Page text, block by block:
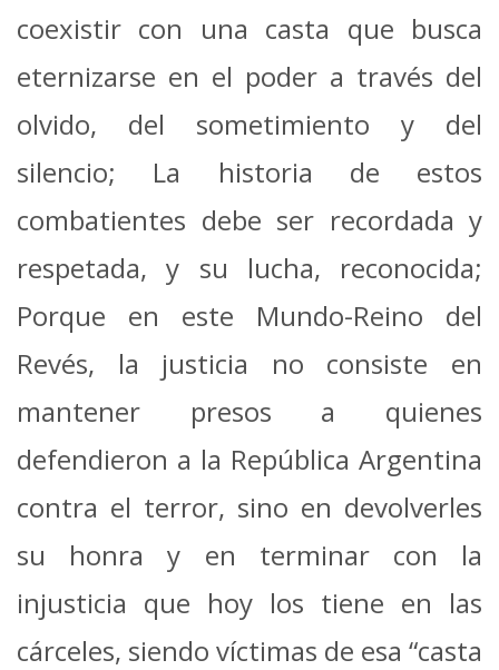
coexistir con una casta que busca
eternizarse en el poder a través del
olvido, del sometimiento y del
silencio; La historia de estos
combatientes debe ser recordada y
respetada, y su lucha, reconocida;
Porque en este Mundo-Reino del
Revés, la justicia no consiste en
mantener presos a quienes
defendieron a la República Argentina
contra el terror, sino en devolverles
su honra y en terminar con la
injusticia que hoy los tiene en las
cárceles, siendo víctimas de esa “casta